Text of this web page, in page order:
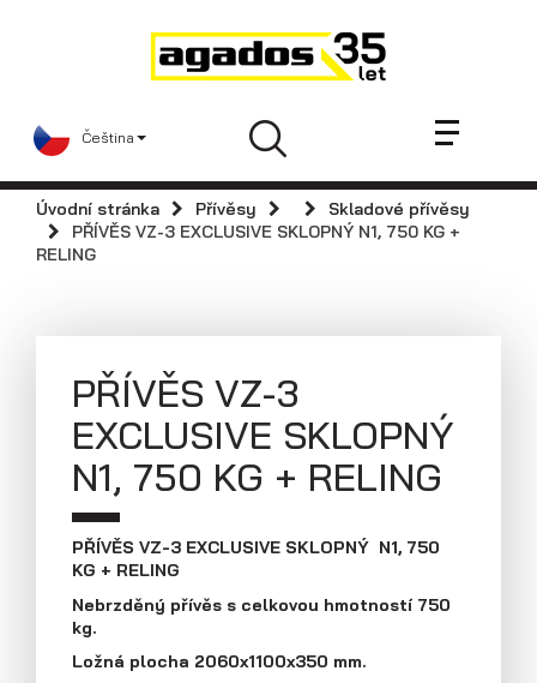
Čeština
Novinky a články
Prodejci
Kontakt
Videa
AGADOS
Skladové přívěsy
Praktické informace
Kariéra
Navštivte nás
Průmyslová 2081, 594 01 Velké Meziříčí
Fax: +420 566 653 368
E-mail: obchod@agados.cz
AGA KIT
Přívěsy s koly vedle ložné plochy
Úvodní stránka Přívěsy
Skladové přívěsy
PŘÍVĚS VZ-3 EXCLUSIVE SKLOPNÝ N1, 750 KG +
RELING
PŘÍVĚS VZ-3
EXCLUSIVE SKLOPNÝ
N1, 750 KG + RELING
PŘÍVĚS VZ-3 EXCLUSIVE SKLOPNÝ N1, 750
KG + RELING
Nebrzděný přívěs s celkovou hmotností 750
kg.
Ložná plocha 2060x1100x350 mm.